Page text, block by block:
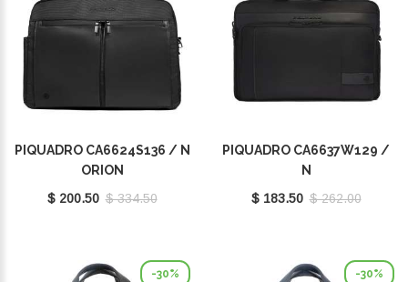
PIQUADRO CA6624S136 / N
ORION
$ 200.50 $ 334.50
PIQUADRO CA6637W129 /
N
$ 183.50 $ 262.00
-30% -30%